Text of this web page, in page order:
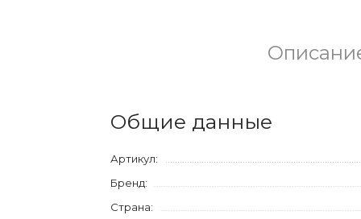
Общие данные
Артикул:
Бренд:
Страна: